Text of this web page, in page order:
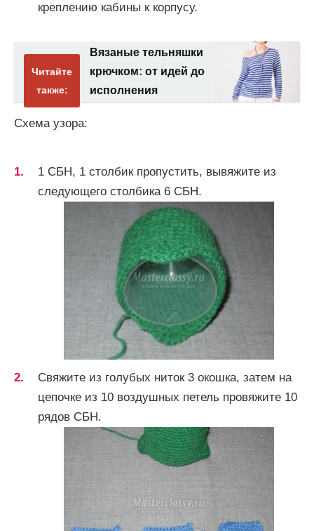
креплению кабины к корпусу.
Читайте
также:
Вязаные тельняшки
крючком: от идей до
исполнения
Схема узора:
1 СБН, 1 столбик пропустить, вывяжите из
следующего столбика 6 СБН.
Свяжите из голубых ниток 3 окошка, затем на
цепочке из 10 воздушных петель провяжите 10
рядов СБН.